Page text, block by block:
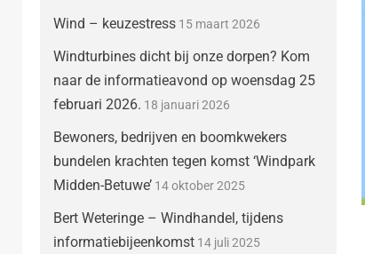
Wind – keuzestress 15 maart 2026
Windturbines dicht bij onze dorpen? Kom
naar de informatieavond op woensdag 25
februari 2026. 18 januari 2026
Bewoners, bedrijven en boomkwekers
bundelen krachten tegen komst ‘Windpark
Midden-Betuwe’ 14 oktober 2025
Bert Weteringe – Windhandel, tijdens
informatiebijeenkomst 14 juli 2025